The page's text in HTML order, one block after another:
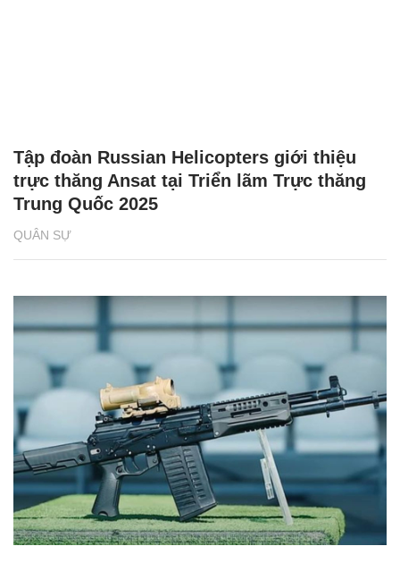
QUÂN SỰ
Tập đoàn Russian Helicopters giới thiệu
trực thăng Ansat tại Triển lãm Trực thăng
Trung Quốc 2025